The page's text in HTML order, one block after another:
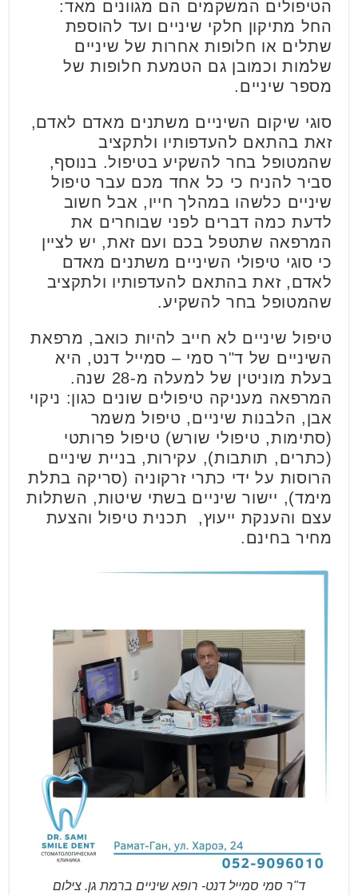
הטיפולים המשקמים הם מגוונים מאד:
החל מתיקון חלקי שיניים ועד להוספת
שתלים או חלופות אחרות של שיניים
שלמות וכמובן גם הטמעת חלופות של
מספר שיניים.
סוגי שיקום השיניים משתנים מאדם לאדם,
זאת בהתאם להעדפותיו ולתקציב
שהמטופל בחר להשקיע בטיפול. בנוסף,
סביר להניח כי כל אחד מכם עבר טיפול
שיניים כלשהו במהלך חייו, אבל חשוב
לדעת כמה דברים לפני שבוחרים את
המרפאה שתטפל בכם ועם זאת, יש לציין
כי סוגי טיפולי השיניים משתנים מאדם
לאדם, זאת בהתאם להעדפותיו ולתקציב
שהמטופל בחר להשקיע.
טיפול שיניים לא חייב להיות כואב, מרפאת
השיניים של ד"ר סמי – סמייל דנט, היא
בעלת מוניטין של למעלה מ-28 שנה.
המרפאה מעניקה טיפולים שונים כגון: ניקוי
אבן, הלבנות שיניים, טיפול משמר
(סתימות, טיפולי שורש) טיפול פרותטי
(כתרים, תותבות), עקירות, בניית שיניים
הרוסות על ידי כתרי זרקוניה (סריקה בתלת
מימד), יישור שיניים בשתי שיטות, השתלות
עצם והענקת ייעוץ, תכנית טיפול והצעת
מחיר בחינם.
ד"ר סמי סמייל דנט- רופא שיניים ברמת גן. צילום